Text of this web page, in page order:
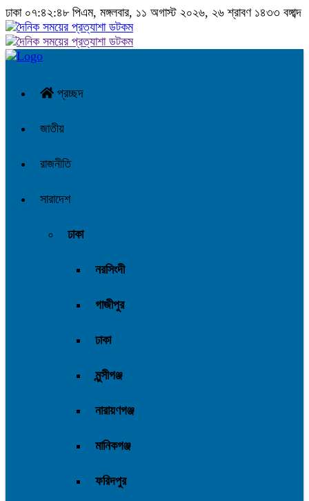
ঢাকা ০৭:৪২:৪৯ পিএম, মঙ্গলবার, ১১ অগাস্ট ২০২৬, ২৬ শ্রাবণ ১৪৩৩ বঙ্গাব্দ
প্রচ্ছদ
জাতীয়
রাজনীতি
সারাদেশ
ঢাকা
নরসিংদী
গাজীপুর
ঢাকা
মুন্সীগঞ্জ
নারায়ণগঞ্জ
মানিকগঞ্জ
ফরিদপুর